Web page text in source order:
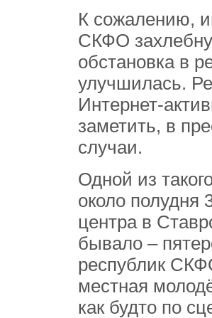
К сожалению,
СКФО
обстановка в
улучшилась.
Интернет-
заметить, в
случаи.
Одной из
около полудня
центра в
бывало –
республик
местная
как будто по